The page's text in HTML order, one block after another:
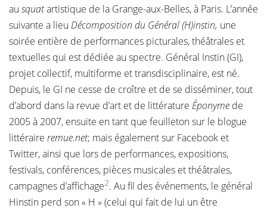
au squatartistique de la Grange-aux-Belles, à Paris. L’année
suivante a lieu Décomposition du Général (H)instin, une
soirée entière de performances picturales, théâtrales et
textuelles qui est dédiée au spectre. Général Instin (GI),
projet collectif, multiforme et transdisciplinaire, est né.
Depuis, le GI ne cesse de croître et de se disséminer, tout
d’abord dans la revue d’art et de littérature Éponyme de
2005 à 2007, ensuite en tant que feuilleton sur le blogue
littéraire remue.net; mais également sur Facebook et
Twitter, ainsi que lors de performances, expositions,
festivals, conférences, pièces musicales et théâtrales,
campagnes d’affichage2. Au fil des événements, le général
Hinstin perd son « H » (celui qui fait de lui un être